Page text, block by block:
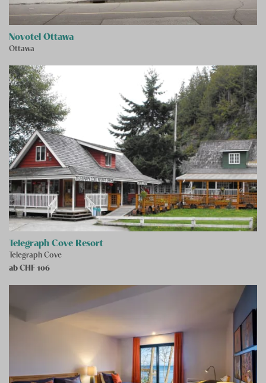
Novotel Ottawa
Ottawa
Telegraph Cove Resort
Telegraph Cove
ab CHF 106